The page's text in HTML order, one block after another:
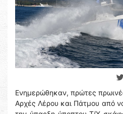
Ενημερώθηκαν, πρώτες
Αρχές Λέρου και Πάτμου από